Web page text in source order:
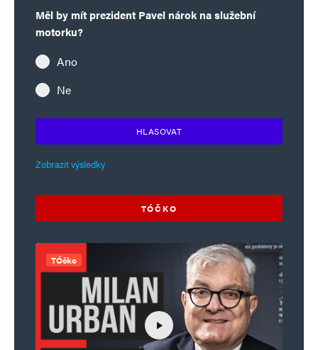
Měl by mít prezident Pavel nárok na služební
motorku?
Ano
Ne
HLASOVAT
Zobrazit výsledky
TÓČKO
TÓčko